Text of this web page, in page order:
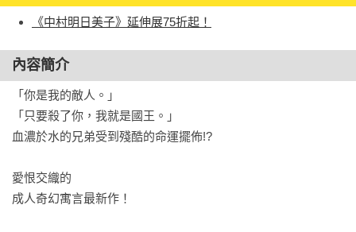
《中村明日美子》延伸展75折起！
內容簡介
「你是我的敵人。」
「只要殺了你，我就是國王。」
血濃於水的兄弟受到殘酷的命運擺佈!?
愛恨交織的
成人奇幻寓言最新作！